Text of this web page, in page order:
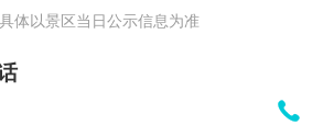
体以景区当日公示信息为准
